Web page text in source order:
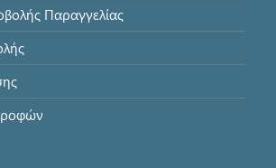
Παραγγελίας